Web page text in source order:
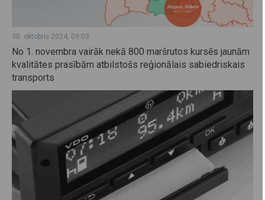
30. oktobris 2024, 09:03
No 1. novembra vairāk nekā 800 maršrutos kursēs jaunām
kvalitātes prasībām atbilstošs reģionālais sabiedriskais
transports